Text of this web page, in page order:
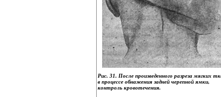
Рис. 31. После произведенного разреза мягких
в процессе обнажения задней черепной ямки,
контроль кровотечения.